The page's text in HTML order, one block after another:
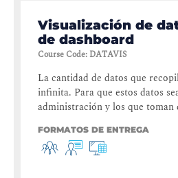
Visualización de
de dashboard
Course Code: DATAVIS
La cantidad de datos que
infinita. Para que estos datos
administración y los que toman
FORMATOS DE ENTREGA